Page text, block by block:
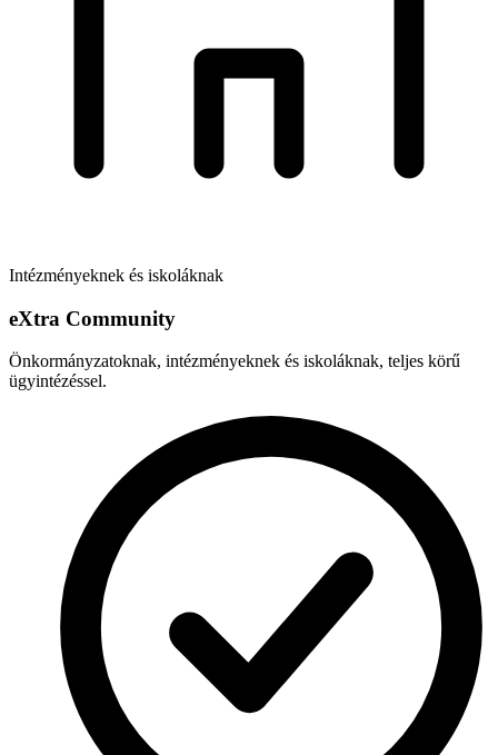
Intézményeknek és iskoláknak
eXtra Community
Önkormányzatoknak, intézményeknek és iskoláknak, teljes körű
ügyintézéssel.